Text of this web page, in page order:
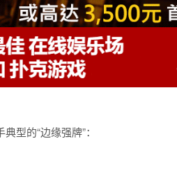
典型的“边缘强牌”：